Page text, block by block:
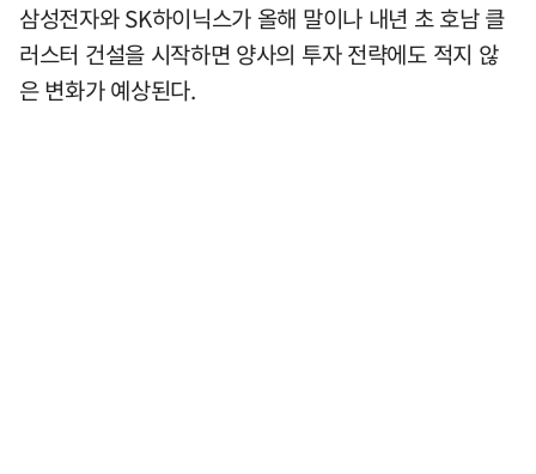
삼성전자와 SK하이닉스가 올해 말이나 내년 초 호남 클
러스터 건설을 시작하면 양사의 투자 전략에도 적지 않
은 변화가 예상된다.